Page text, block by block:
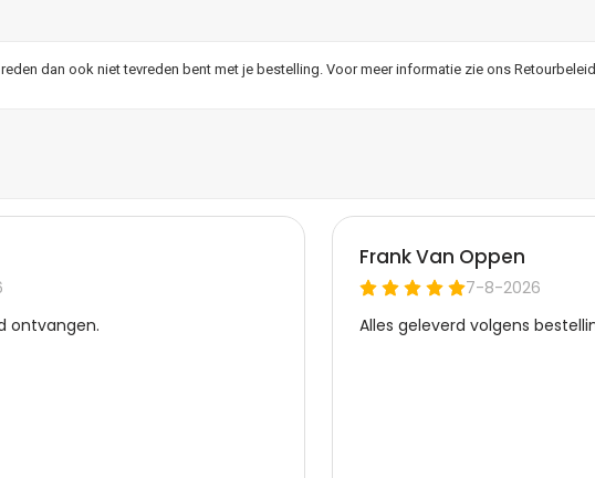
dan ook niet tevreden bent met je bestelling. Voor meer informatie zie ons Retourbeleid